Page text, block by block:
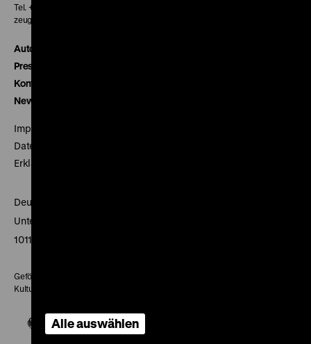
Tel. + 49 30 20304-770
zeughauskino@dhm.de
Autor*innen
Presse
Kontakt
Newsletter
Impressum
Datenschutz
Erklärung digitale Barrierefreiheit
Deutsches Historisches Museum
Unter den Linden 2
10117 Berlin
Gefördert mit Mitteln des Beauftragten der Bundesregierung für
Kultur und Medien
Alle auswählen